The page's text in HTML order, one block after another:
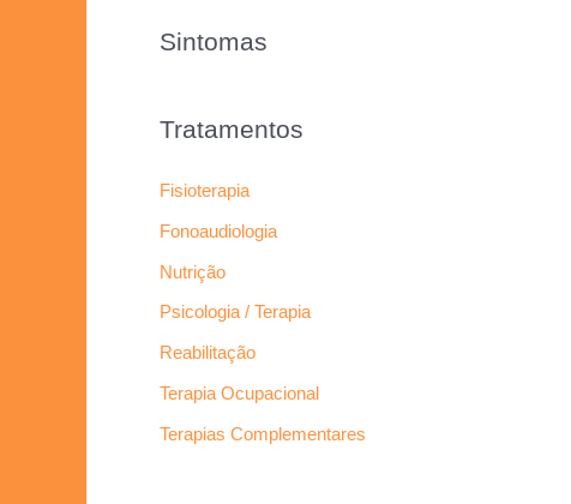
Sintomas
Tratamentos
Fisioterapia
Fonoaudiologia
Nutrição
Psicologia / Terapia
Reabilitação
Terapia Ocupacional
Terapias Complementares